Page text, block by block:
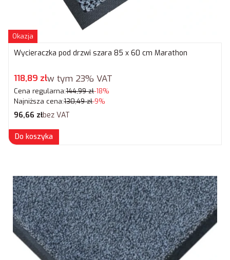
Okazja
Wycieraczka pod drzwi szara 85 x 60 cm Marathon
Cena promocyjna brutto
118,89 złw tym 23% VAT
Cena regularna:144,99 zł-18%
Najniższa cena:130,49 zł-9%
Cena netto
96,66 złbez VAT
Do koszyka